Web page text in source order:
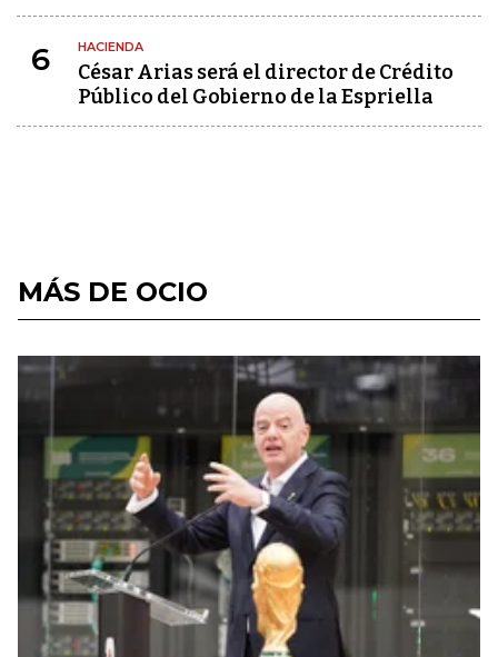
6 HACIENDA
César Arias será el director de Crédito
Público del Gobierno de la Espriella
MÁS DE OCIO